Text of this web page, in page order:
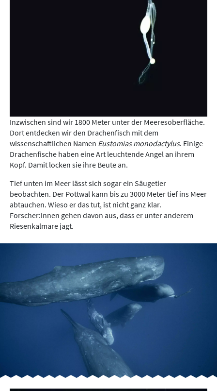
Inzwischen sind wir 1800 Meter unter der Meeresoberfläche.
Dort entdecken wir den Drachenfisch mit dem
wissenschaftlichen Namen Eustomias monodactylus. Einige
Drachenfische haben eine Art leuchtende Angel an ihrem
Kopf. Damit locken sie ihre Beute an.
Tief unten im Meer lässt sich sogar ein Säugetier
beobachten. Der Pottwal kann bis zu 3000 Meter tief ins Meer
abtauchen. Wieso er das tut, ist nicht ganz klar.
Forscher:innen gehen davon aus, dass er unter anderem
Riesenkalmare jagt.